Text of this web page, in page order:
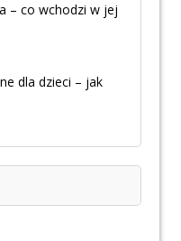
– co wchodzi w jej
dla dzieci – jak